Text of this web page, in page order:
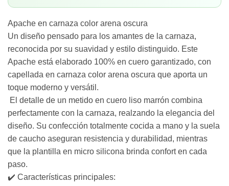
Apache en carnaza color arena oscura
Un diseño pensado para los amantes de la carnaza,
reconocida por su suavidad y estilo distinguido. Este
Apache está elaborado 100% en cuero garantizado, con
capellada en carnaza color arena oscura que aporta un
toque moderno y versátil.
El detalle de un metido en cuero liso marrón combina
perfectamente con la carnaza, realzando la elegancia del
diseño. Su confección totalmente cocida a mano y la suela
de caucho aseguran resistencia y durabilidad, mientras
que la plantilla en micro silicona brinda confort en cada
paso.
✔️ Características principales: